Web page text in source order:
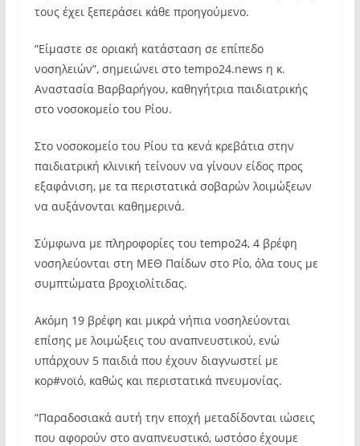
τους έχει ξεπεράσει κάθε προηγούμενο.
“Είμαστε σε οριακή κατάσταση σε επίπεδο
νοσηλειών”, σημειώνει στο tempo24.news η κ.
Αναστασία Βαρβαρήγου, καθηγήτρια παιδιατρικής
στο νοσοκομείο του Ρίου.
Στο νοσοκομείο του Ρίου τα κενά κρεβάτια στην
παιδιατρική κλινική τείνουν να γίνουν είδος προς
εξαφάνιση, με τα περιστατικά σοβαρών λοιμώξεων
να αυξάνονται καθημερινά.
Σύμφωνα με πληροφορίες του tempo24, 4 βρέφη
νοσηλεύονται στη ΜΕΘ Παίδων στο Ρίο, όλα τους με
συμπτώματα βροχιολίτιδας.
Ακόμη 19 βρέφη και μικρά νήπια νοσηλεύονται
επίσης με λοιμώξεις του αναπνευστικού, ενώ
υπάρχουν 5 παιδιά που έχουν διαγνωστεί με
κορ#νοϊό, καθώς και περιστατικά πνευμονίας.
“Παραδοσιακά αυτή την εποχή μεταδίδονται ιώσεις
που αφορούν στο αναπνευστικό, ωστόσο έχουμε